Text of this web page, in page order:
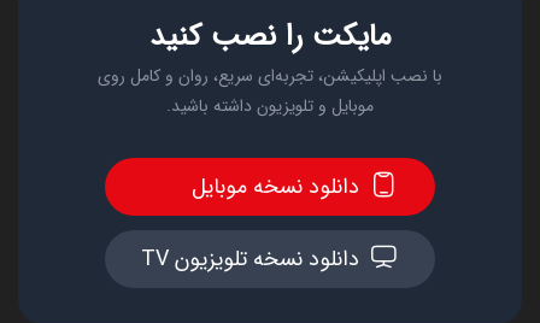
مایکت را نصب کنید
با نصب اپلیکیشن، تجربه‌ای سریع، روان و کامل روی
موبایل و تلویزیون داشته باشید.
دانلود نسخه موبایل
دانلود نسخه تلویزیون TV